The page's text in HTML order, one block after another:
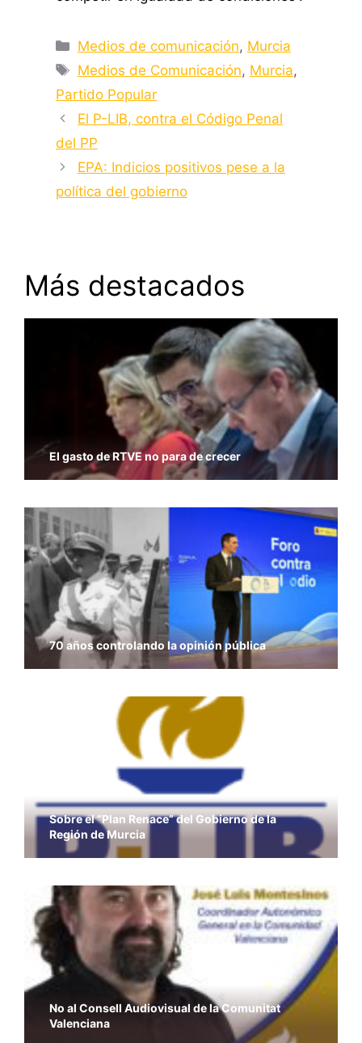
Categorías
Medios de comunicación, Murcia
Etiquetas
Medios de Comunicación, Murcia,
Partido Popular
El P-LIB, contra el Código Penal
del PP
EPA: Indicios positivos pese a la
política del gobierno
Más destacados
El gasto de RTVE no para de crecer
70 años controlando la opinión pública
Sobre el “Plan Renace” del Gobierno de la
Región de Murcia
No al Consell Audiovisual de la Comunitat
Valenciana